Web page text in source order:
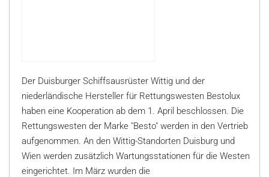
Der Duisburger Schiffsausrüster Wittig und der
niederländische Hersteller für Rettungswesten Bestolux
haben eine Kooperation ab dem 1. April beschlossen. Die
Rettungswesten der Marke "Besto" werden in den Vertrieb
aufgenommen. An den Wittig-Standorten Duisburg und
Wien werden zusätzlich Wartungsstationen für die Westen
eingerichtet. Im März wurden die